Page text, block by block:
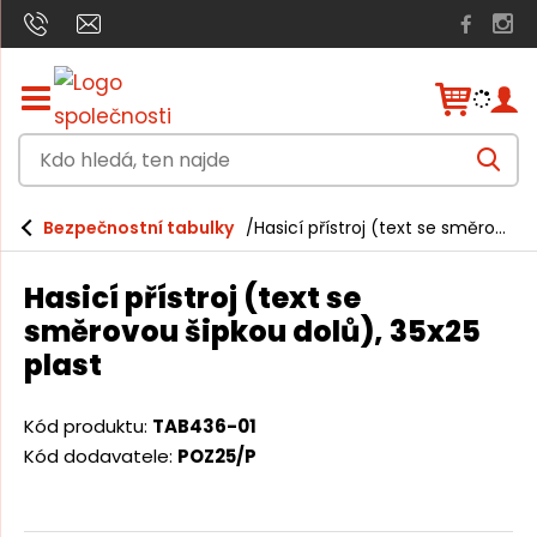
Z
o
b
a
i
t
s
k
r
ý
t
a
d
o
h
e
d
á
t
V
y
e
d
Bezpečnostní tabulky Hasicí přístroj (text se směrovou šipkou dolů), 35x25 plast
Hasicí přístroj (text se
směrovou šipkou dolů), 35x25
plast
Kód produktu: TAB436-01
Kód dodavatele: POZ25/P